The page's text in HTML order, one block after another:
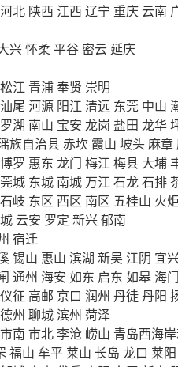
河北 陕西 江西 辽宁 重庆 云南
兴怀柔平谷 密云延庆
松江 青浦奉贤 崇明
汕尾 河源 阳江 清远 东莞 中山
罗湖 南山 宝安 龙岗 盐田 龙华
族自治县赤坎 霞山 坡头麻章
博罗 惠东 龙门 梅江 梅县 大埔
莞城 东城 南城 万江 石龙石排
石岐 东区 西区 南区 五桂山 火
云安 罗定 新兴郁南
宿迁
锡山 惠山 滨湖 新吴 江阴 宜
通州 海安 如东 启东 如皋 海门
仪征 高邮 京口 润州 丹徒丹阳
德州 聊城滨州 菏泽
市南 市北李沧 崂山 青岛西海
福山 牟平 莱山 长岛 龙口 莱阳